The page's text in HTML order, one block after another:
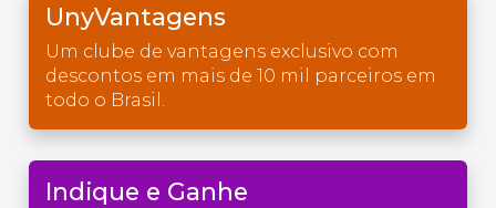
UnyVantagens
Um clube de vantagens exclusivo com
descontos em mais de 10 mil parceiros em
todo o Brasil.
Indique e Ganhe